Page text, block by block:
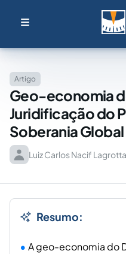
Artigo
Geo-economia
Juridificação do
Soberania Global
Luiz Carlos Nacif Lagrotta
Resumo:
A geo-economia do